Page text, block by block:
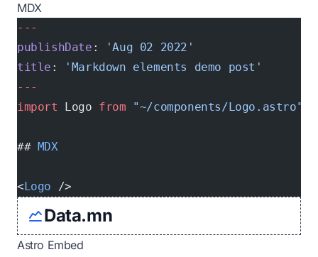
MDX
---
publishDate :
'Aug 02 2022'
title :
'Markdown elements demo post'
---
import Logo from "~/components/Logo.astro"
## MDX
<Logo />
Data.mn
Astro Embed